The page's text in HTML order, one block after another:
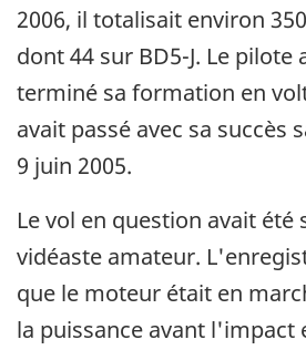
2006, il totalisait environ
dont 44 sur BD5-J. Le
terminé sa formation en
avait passé avec sa succès
9 juin 2005.
Le vol en question avait été
vidéaste amateur.
que le moteur était en
la puissance avant l'impact